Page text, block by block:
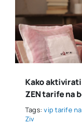
Kako
ZEN tarife na
Tags:vip tarife
Ziv